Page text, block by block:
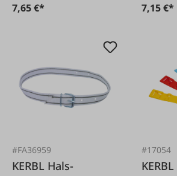
7,65 €*
7,15 €*
#FA36959
KERBL Hals-
#17054